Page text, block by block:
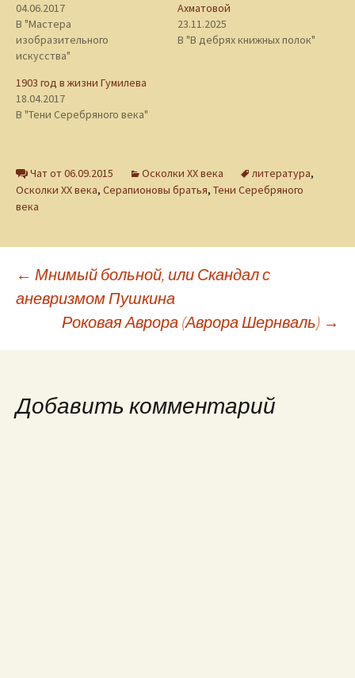
04.06.2017
В "Мастера
изобразительного
искусства"
Ахматовой
23.11.2025
В "В дебрях книжных полок"
1903 год в жизни Гумилева
18.04.2017
В "Тени Серебряного века"
Чат от 06.09.2015 Осколки XX века литература,
Осколки ХХ века, Серапионовы братья, Тени Серебряного
века
Навигация
записям
← Мнимый больной, или Скандал с
аневризмом Пушкина
Роковая Аврора (Аврора Шернваль) →
Добавить комментарий